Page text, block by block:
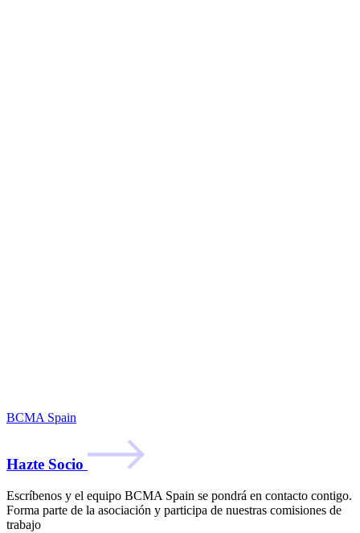
BCMA Spain
Hazte Socio
Escríbenos y el equipo BCMA Spain se pondrá en contacto contigo.
Forma parte de la asociación y participa de nuestras comisiones de
trabajo